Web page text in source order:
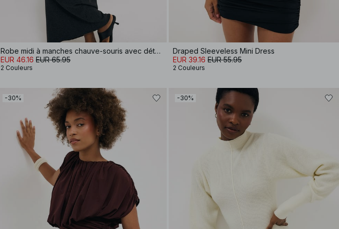
Robe midi à manches chauve-souris avec détail de couture
EUR 46.16 EUR 65.95
2 Couleurs
Draped Sleeveless Mini Dress
EUR 39.16 EUR 55.95
2 Couleurs
-30% -30%